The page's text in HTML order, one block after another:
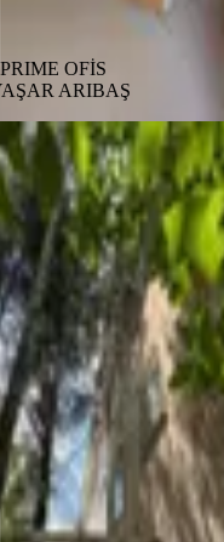
PRIME OFİS
ARIBAŞ
Tam
Ayvalı Mahallesi
· 100 m²·Düz Giriş
₺
Şengül Metin